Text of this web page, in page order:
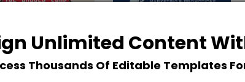
Unlimited Content
Thousands Of Editable Templates